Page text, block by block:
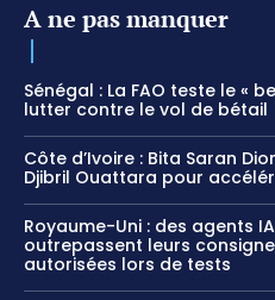
A ne pas manquer
Sénégal : La FAO teste le «
lutter contre le vol de bétail
Côte d’Ivoire : Bita Saran
Djibril Ouattara pour
Royaume-Uni : des agents
outrepassent leurs
autorisées lors de tests